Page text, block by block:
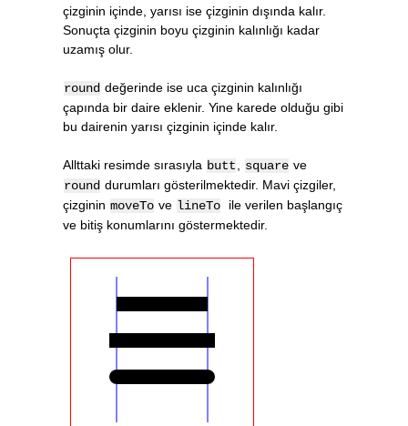
çizginin içinde, yarısı ise çizginin dışında kalır.
Sonuçta çizginin boyu çizginin kalınlığı kadar
uzamış olur.
round değerinde ise uca çizginin kalınlığı
çapında bir daire eklenir. Yine karede olduğu gibi
bu dairenin yarısı çizginin içinde kalır.
Allttaki resimde sırasıyla butt square ve
round durumları gösterilmektedir. Mavi çizgiler,
çizginin moveTo ve lineTo ile verilen başlangıç
ve bitiş konumlarını göstermektedir.